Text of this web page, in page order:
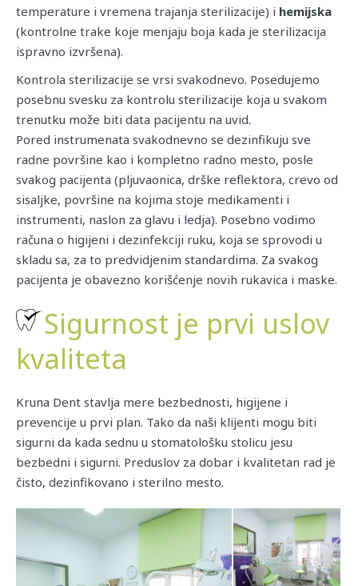
temperature i vremena trajanja sterilizacije) i hemijska
(kontrolne trake koje menjaju boja kada je sterilizacija
ispravno izvršena).
Kontrola sterilizacije se vrsi svakodnevo. Posedujemo
posebnu svesku za kontrolu sterilizacije koja u svakom
trenutku može biti data pacijentu na uvid.
Pored instrumenata svakodnevno se dezinfikuju sve
radne površine kao i kompletno radno mesto, posle
svakog pacijenta (pljuvaonica, drške reflektora, crevo od
sisaljke, površine na kojima stoje medikamenti i
instrumenti, naslon za glavu i ledja). Posebno vodimo
računa o higijeni i dezinfekciji ruku, koja se sprovodi u
skladu sa, za to predvidjenim standardima. Za svakog
pacijenta je obavezno korišćenje novih rukavica i maske.
Sigurnost je prvi uslov
kvaliteta
Kruna Dent stavlja mere bezbednosti, higijene i
prevencije u prvi plan. Tako da naši klijenti mogu biti
sigurni da kada sednu u stomatološku stolicu jesu
bezbedni i sigurni. Preduslov za dobar i kvalitetan rad je
čisto, dezinfikovano i sterilno mesto.